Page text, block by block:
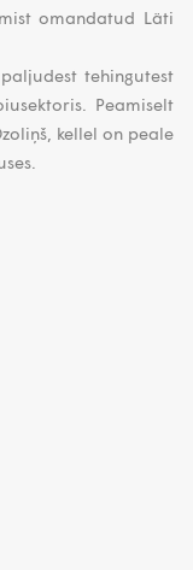
omandatud Läti
tehingutest
Peamiselt
kellel on peale